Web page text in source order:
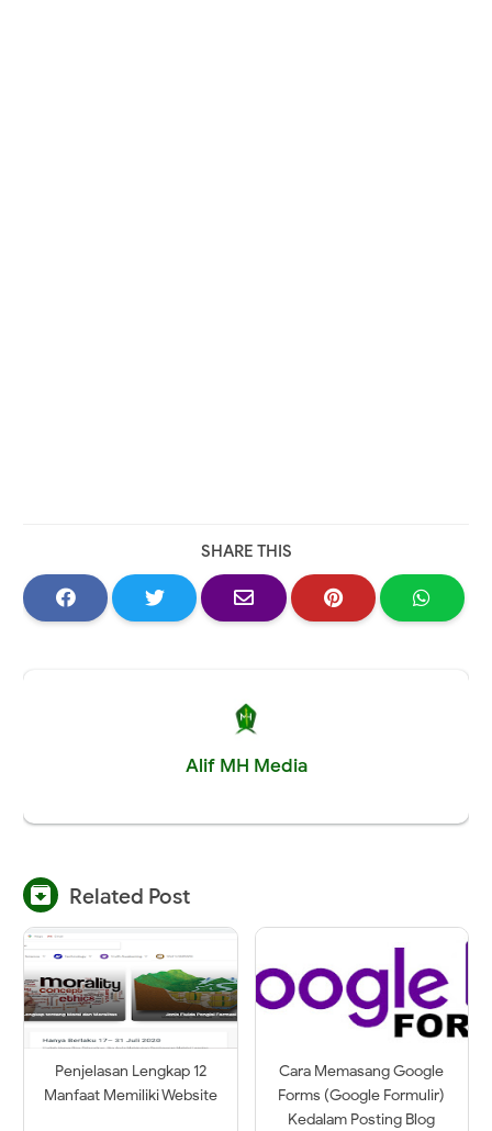
SHARE THIS
Alif MH Media
 Related Post
Penjelasan Lengkap 12
Manfaat Memiliki Website
Cara Memasang Google
Forms (Google Formulir)
Kedalam Posting Blog